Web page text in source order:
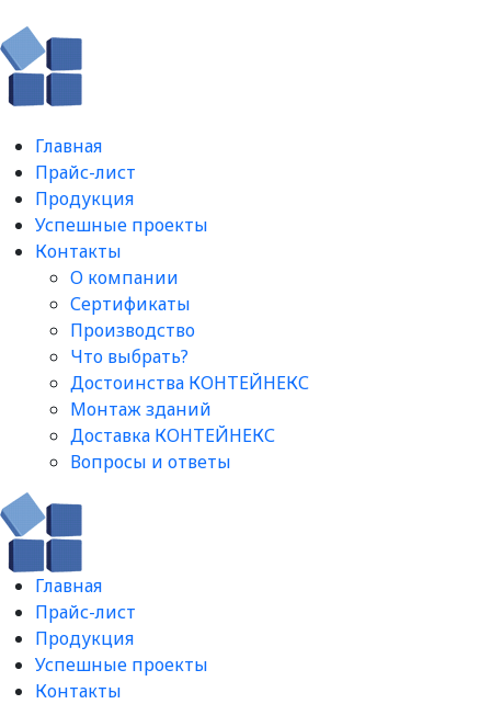
Главная
Прайс-лист
Продукция
Успешные проекты
Контакты
О компании
Сертификаты
Производство
Что выбрать?
Достоинства КОНТЕЙНЕКС
Монтаж зданий
Доставка КОНТЕЙНЕКС
Вопросы и ответы​
Главная
Прайс-лист
Продукция
Успешные проекты
Контакты